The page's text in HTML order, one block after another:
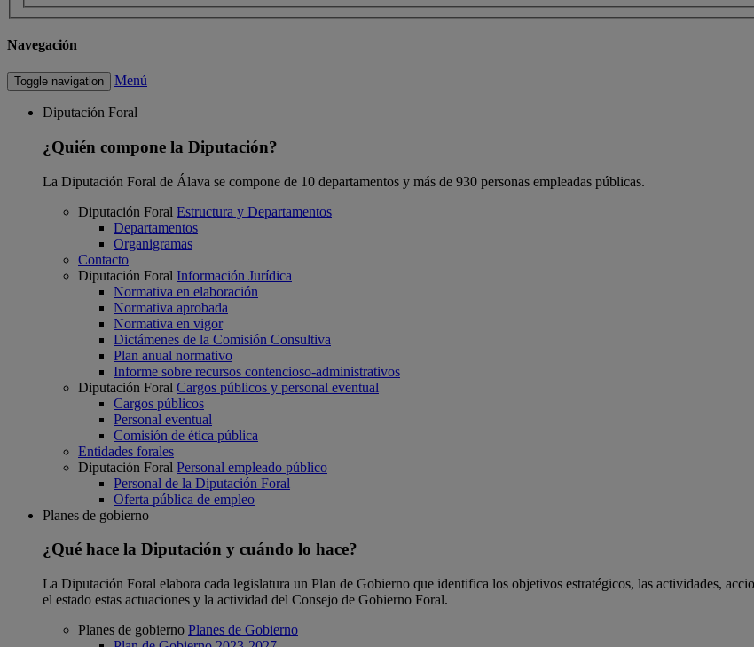
Navegación
Toggle navigation Menú
Diputación Foral
¿Quién compone la Diputación?
La Diputación Foral de Álava se compone de 10 departamentos y más de 930 personas empleadas públicas.
Diputación Foral Estructura y Departamentos
Departamentos
Organigramas
Contacto
Diputación Foral Información Jurídica
Normativa en elaboración
Normativa aprobada
Normativa en vigor
Dictámenes de la Comisión Consultiva
Plan anual normativo
Informe sobre recursos contencioso-administrativos
Diputación Foral Cargos públicos y personal eventual
Cargos públicos
Personal eventual
Comisión de ética pública
Entidades forales
Diputación Foral Personal empleado público
Personal de la Diputación Foral
Oferta pública de empleo
Planes de gobierno
¿Qué hace la Diputación y cuándo lo hace?
La Diputación Foral elabora cada legislatura un Plan de Gobierno que identifica los objetivos estratégicos, las actividades,
el estado estas actuaciones y la actividad del Consejo de Gobierno Foral.
Planes de gobierno Planes de Gobierno